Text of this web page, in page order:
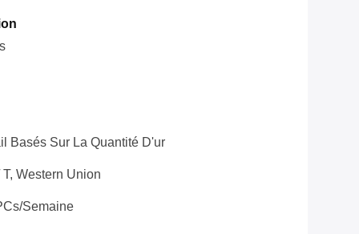
Basés Sur La Quantité D'ur
T, Western Union
semaine